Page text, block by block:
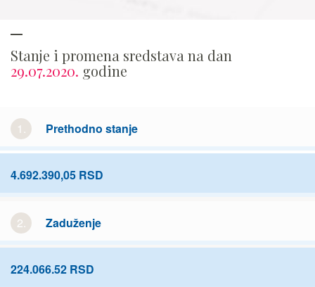
Stanje i promena sredstava na dan
29.07.2020. godine
1. Prethodno stanje
4.692.390,05 RSD
2. Zaduženje
224.066.52 RSD